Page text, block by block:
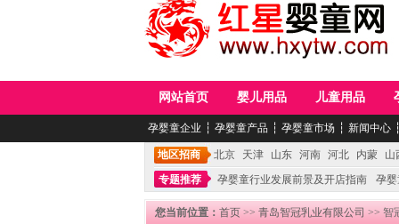
网站首页 婴儿用品 儿童用品
孕婴童企业 ┆ 孕婴童产品 ┆ 孕婴童市场 ┆ 新闻中心
地区招商 北京 天津 山东 河南 河北 内蒙
山
专题推荐
孕婴童行业发展前景及开店指南 孕
您当前位置： 首页 >> 青岛智冠乳业有限公司 >> 智